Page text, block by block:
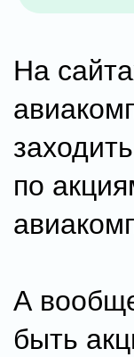
На
по
А
быть